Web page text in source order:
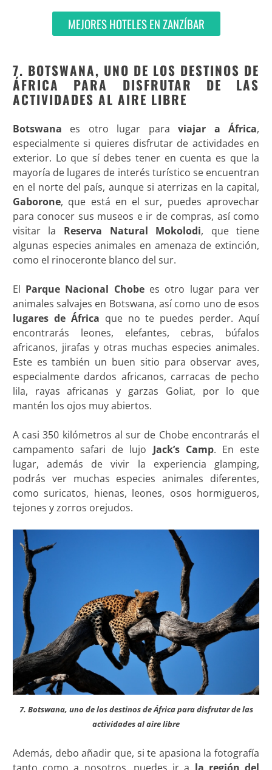
MEJORES HOTELES EN ZANZÍBAR
7. BOTSWANA, UNO DE LOS DESTINOS DE
ÁFRICA PARA DISFRUTAR DE LAS
ACTIVIDADES AL AIRE LIBRE
Botswana es otro lugar paraviajar a África,
especialmente si quieres disfrutar de actividades en
exterior. Lo que sí debes tener en cuenta es que la
mayoría de lugares de interés turístico se encuentran
en el norte del país, aunque si aterrizas en la capital,
Gaborone, que está en el sur, puedes aprovechar
para conocer sus museos e ir de compras, así como
visitar la Reserva Natural Mokolodi, que tiene
algunas especies animales en amenaza de extinción,
como el rinoceronte blanco del sur.
El Parque Nacional Chobees otro lugar para ver
animales salvajes en Botswana, así como uno de esos
lugares de África que no te puedes perder. Aquí
encontrarás leones, elefantes, cebras, búfalos
africanos, jirafas y otras muchas especies animales.
Este es también un buen sitio para observar aves,
especialmente dardos africanos, carracas de pecho
lila, rayas africanas y garzas Goliat, por lo que
mantén los ojos muy abiertos.
A casi 350 kilómetros al sur de Chobe encontrarás el
campamento safari de lujo Jack’s Camp. En este
lugar, además de vivir la experiencia glamping,
podrás ver muchas especies animales diferentes,
como suricatos, hienas, leones, osos hormigueros,
tejones y zorros orejudos.
7. Botswana, uno de los destinos de África para disfrutar de las
actividades al aire libre
Además, debo añadir que, si te apasiona la fotografía